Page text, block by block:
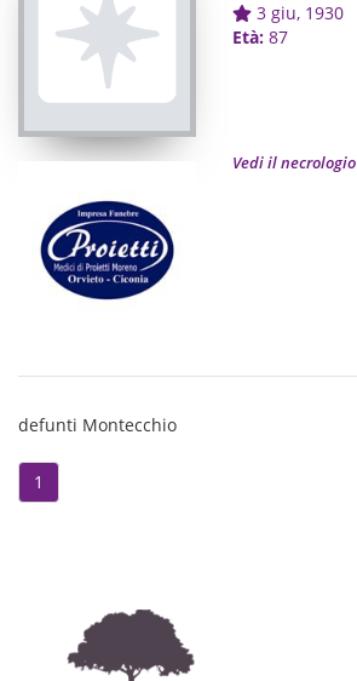
3 giu, 1930
Età: 87
Vedi il necrologio
defunti Montecchio
1